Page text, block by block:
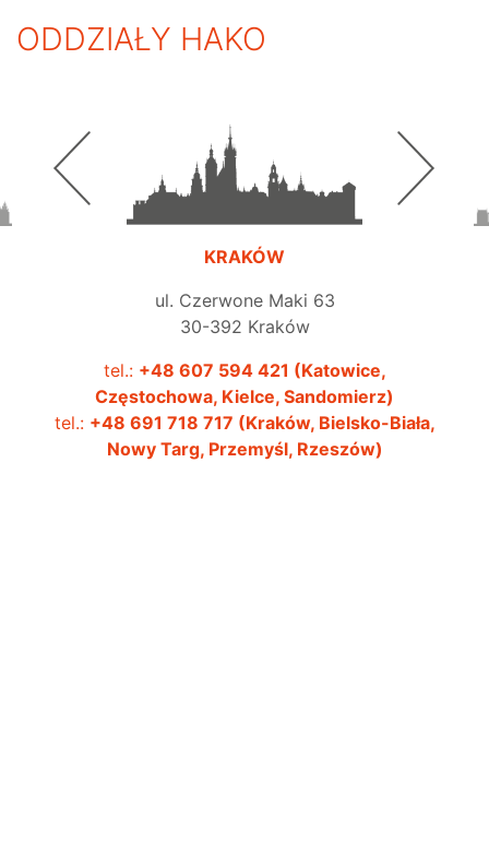
ODDZIAŁY HAKO
KRAKÓW
ul. Czerwone Maki 63
30-392 Kraków
tel.: +48 607 594 421 (Katowice,
Częstochowa, Kielce, Sandomierz)
tel.: +48 691 718 717 (Kraków, Bielsko-Biała,
Nowy Targ, Przemyśl, Rzeszów)